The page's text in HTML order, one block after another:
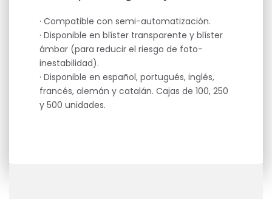
· Compatible con semi-automatización.
· Disponible en blíster transparente y blíster
ámbar (para reducir el riesgo de foto-
inestabilidad).
· Disponible en español, portugués, inglés,
francés, alemán y catalán. Cajas de 100, 250
y 500 unidades.